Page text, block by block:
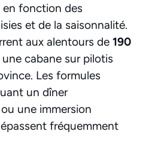
en fonction des
et de la saisonnalité.
aux alentours de 190
cabane sur pilotis
Les formules
un dîner
une immersion
fréquemment